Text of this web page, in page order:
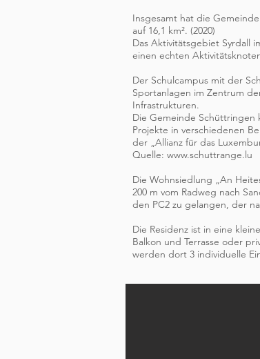
Insgesamt hat die
auf 16,1 km². (2020)
Das Aktivitätsgebiet Syrdall
einen echten
Der Schulcampus mit der
Sportanlagen im Zentrum
Infrastrukturen.
Die Gemeinde Schüttringen
Projekte in verschiedenen
der „Allianz für das
Quelle: www.schuttrange.lu
Die Wohnsiedlung „An
200 m vom Radweg nach
den PC2 zu gelangen, der
Die Residenz ist in eine
Balkon und Terrasse oder
werden dort 3 individuelle